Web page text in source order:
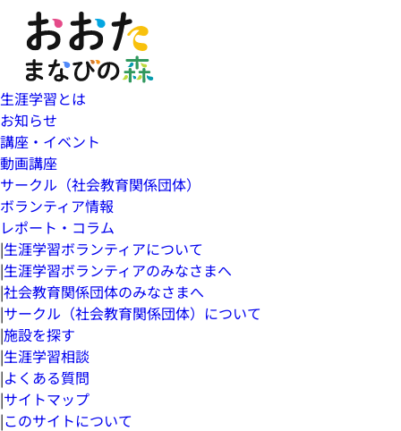
生涯学習とは
お知らせ
講座・イベント
動画講座
サークル（社会教育関係団体）
ボランティア情報
レポート・コラム
|生涯学習ボランティアについて
|生涯学習ボランティアのみなさまへ
|社会教育関係団体のみなさまへ
|サークル（社会教育関係団体）について
|施設を探す
|生涯学習相談
|よくある質問
|サイトマップ
|このサイトについて